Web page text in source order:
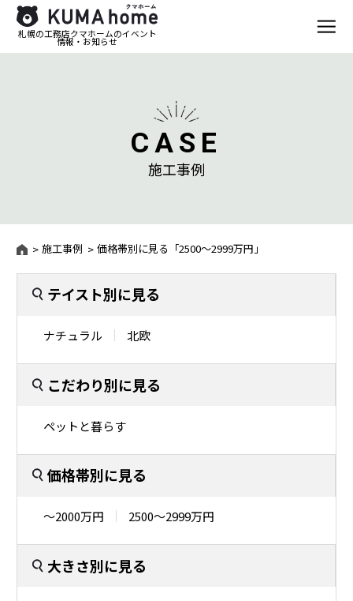
札幌の工務店クマホームのイベント
情報・お知らせ
CASE
施工事例
施工事例 価格帯別に見る「2500〜2999万円」
テイスト別に見る
ナチュラル 北欧
こだわり別に見る
ペットと暮らす
価格帯別に見る
〜2000万円 2500〜2999万円
大きさ別に見る